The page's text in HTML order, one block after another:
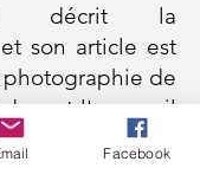
décrit la
son article est
de
l'appareil
devant un
Facebook